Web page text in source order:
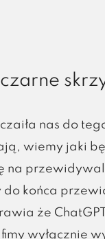
nas do
wiemy jaki
na
końca
że
wyłącznie